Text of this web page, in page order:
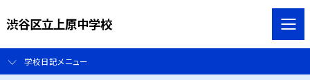
渋谷区立上原中学校
学校日記メニュー